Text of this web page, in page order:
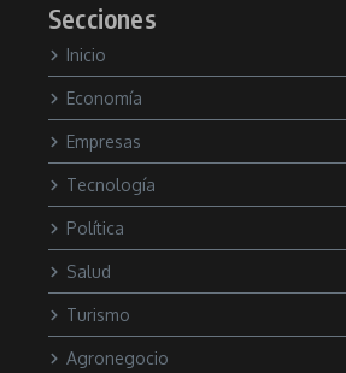
Secciones
Inicio
Economía
Empresas
Tecnología
Política
Salud
Turismo
Agronegocio